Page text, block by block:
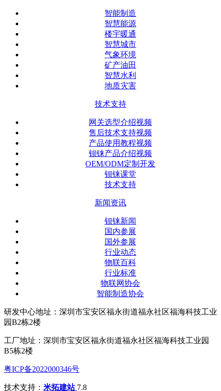
智能制造
智慧能源
楼宇暖通
智慧城市
气象环境
矿产油田
智慧水利
地质灾害
技术支持
网关选型介绍视频
售后技术支持视频
产品使用教程视频
钡铼产品介绍视频
OEM/ODM定制开发
钡铼课堂
技术支持
新闻资讯
钡铼新闻
国内参展
国外参展
行业动态
物联百科
行业标准
物联网协会
智能制造协会
研发中心地址：深圳市宝安区福永街道福永社区福海科技工业
园B2栋2楼
工厂地址：深圳市宝安区福永街道福永社区福海科技工业园
B5栋2楼
粤ICP备2022000346号
技术支持： 米拓建站 7.8